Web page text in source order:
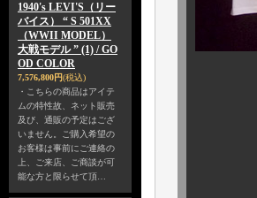
1940's LEVI'S（リー
バイス） “ S 501XX
（WWII MODEL）
大戦モデル ” (1) / GO
OD COLOR
7,576,800円(税込)
・こちらの商品はアイテ
ムの特性故、ネット販売
及び、通販の予定はござ
いません。ご購入希望の
お客様は事前にご連絡の
上、ご来店、ご商談が可
能な方と限らせて頂…